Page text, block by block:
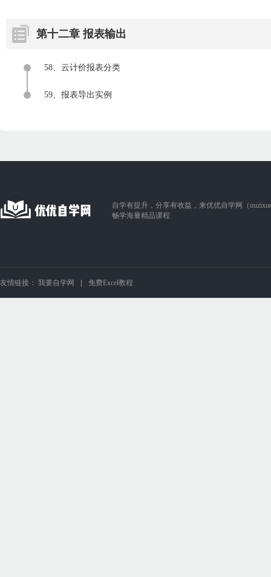
第十二章 报表输出
58、云计价报表分类
59、报表导出实例
自学有提升，分享有收益，来优优自学网（
畅学海量精品课程
友情链接： 我要自学网 免费Excel教程